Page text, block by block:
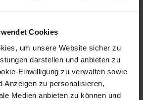
Cookies
um unsere Website sicher zu
darstellen und anbieten zu
Einwilligung zu verwalten sowie
Anzeigen zu personalisieren,
Medien anbieten zu können und
im Raum Tulln und St.